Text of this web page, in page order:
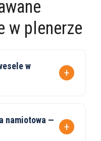
w plenerze
w
namiotowa —